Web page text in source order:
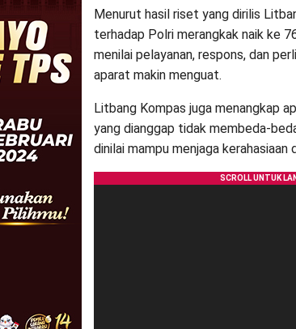
Menurut hasil riset yang dirilis
terhadap Polri merangkak naik ke
menilai pelayanan, respons, dan
aparat makin menguat.
Litbang Kompas juga menangkap
yang dianggap tidak membeda-
dinilai mampu menjaga kerahasiaan